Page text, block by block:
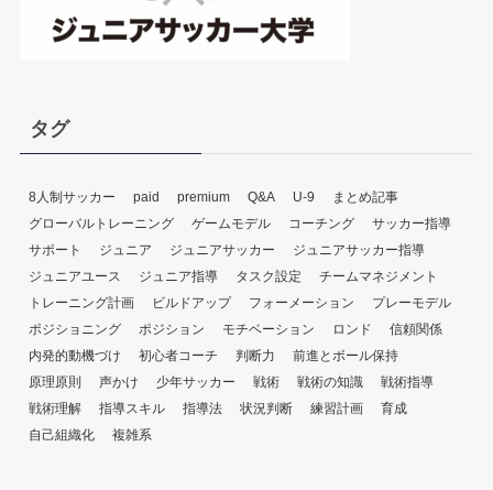
タグ
8人制サッカー paid premium Q&A U-9
まとめ記事
グローバルトレーニング
ゲームモデル コーチング
サッカー指導
サポート
ジュニア ジュニアサッカー
ジュニアサッカー指導
ジュニアユース
ジュニア指導 タスク設定
チームマネジメント
トレーニング計画
ビルドアップ フォーメーション
プレーモデル
ポジショニング
ポジション モチベーション ロンド
信頼関係
内発的動機づけ
初心者コーチ 判断力
前進とボール保持
原理原則
声かけ 少年サッカー 戦術 戦術の知識
戦術指導
戦術理解
指導スキル 指導法 状況判断 練習計画
育成
自己組織化
複雑系